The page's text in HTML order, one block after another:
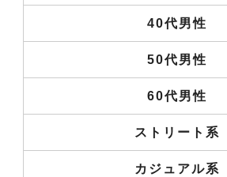
40代男性
50代男性
60代男性
ストリート系
カジュアル系